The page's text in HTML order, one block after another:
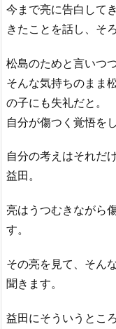
今まで亮に告白して
きたことを話し、そ
松島のためと言いつ
そんな気持ちのまま
の子にも失礼だと。
自分が傷つく覚悟を
自分の考えはそれだ
益田。
亮はうつむきながら
す。
その亮を見て、そん
聞きます。
益田にそういうとこ